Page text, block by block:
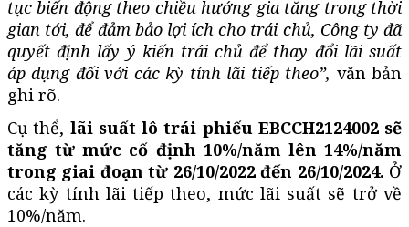
tục biến động theo chiều hướng gia tăng trong thời
gian tới, để đảm bảo lợi ích cho trái chủ, Công ty đã
quyết định lấy ý kiến trái chủ để thay đổi lãi suất
áp dụng đối với các kỳ tính lãi tiếp theo”, văn bản
ghi rõ.
Cụ thể, lãi suất lô trái phiếu EBCCH2124002 sẽ
tăng từ mức cố định 10%/năm lên 14%/năm
trong giai đoạn từ 26/10/2022 đến 26/10/2024. Ở
các kỳ tính lãi tiếp theo, mức lãi suất sẽ trở về
10%/năm.